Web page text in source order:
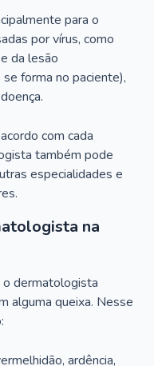
para o
por vírus, como
da lesão
forma no paciente),
com cada
também pode
especialidades e
na
o dermatologista
alguma queixa. Nesse
ardência,